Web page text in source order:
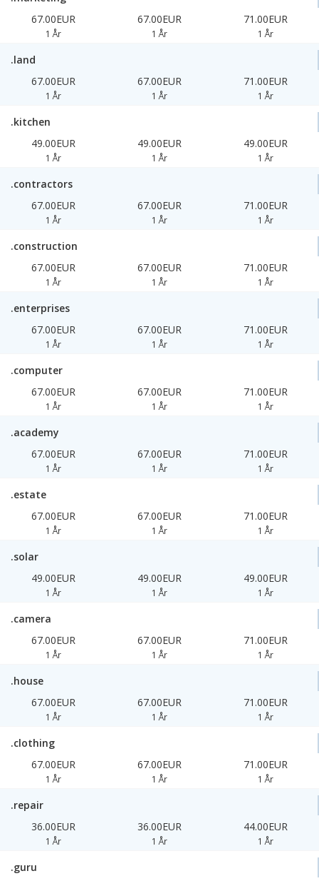
67.00EUR
1 År
67.00EUR
1 År
71.00EUR
1 År
.land
67.00EUR
1 År
67.00EUR
1 År
71.00EUR
1 År
.kitchen
49.00EUR
1 År
49.00EUR
1 År
49.00EUR
1 År
.contractors
67.00EUR
1 År
67.00EUR
1 År
71.00EUR
1 År
.construction
67.00EUR
1 År
67.00EUR
1 År
71.00EUR
1 År
.enterprises
67.00EUR
1 År
67.00EUR
1 År
71.00EUR
1 År
.computer
67.00EUR
1 År
67.00EUR
1 År
71.00EUR
1 År
.academy
67.00EUR
1 År
67.00EUR
1 År
71.00EUR
1 År
.estate
67.00EUR
1 År
67.00EUR
1 År
71.00EUR
1 År
.solar
49.00EUR
1 År
49.00EUR
1 År
49.00EUR
1 År
.camera
67.00EUR
1 År
67.00EUR
1 År
71.00EUR
1 År
.house
67.00EUR
1 År
67.00EUR
1 År
71.00EUR
1 År
.clothing
67.00EUR
1 År
67.00EUR
1 År
71.00EUR
1 År
.repair
36.00EUR
1 År
36.00EUR
1 År
44.00EUR
1 År
.guru